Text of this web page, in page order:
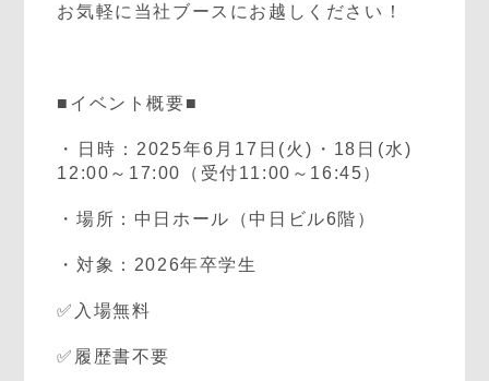
お気軽に当社ブースにお越しください！
■イベント概要■
・日時：2025年6月17日(火)・18日(水)
12:00～17:00（受付11:00～16:45）
・場所：中日ホール（中日ビル6階）
・対象：2026年卒学生
✅入場無料
✅履歴書不要